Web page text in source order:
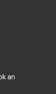
an